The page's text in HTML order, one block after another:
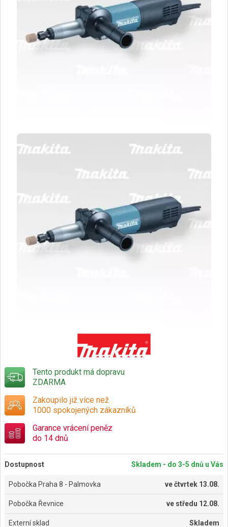
Tento produkt má dopravu
ZDARMA
Zakoupilo již více než
1000 spokojených zákazníků
Garance vrácení peněz
do 14 dnů
Dostupnost Skladem - do 3-5 dnů u Vás
Pobočka Praha 8 - Palmovka večtvrtek 13.08.
Pobočka Řevnice ve středu 12.08.
Externí sklad Skladem